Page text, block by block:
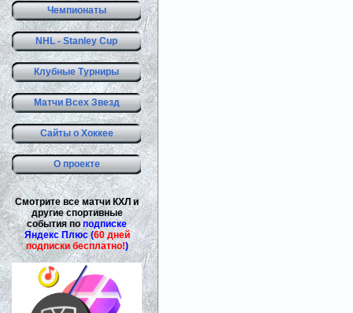
Чемпионаты
NHL - Stanley Cup
Клубные Турниры
Матчи Всех Звезд
Сайты о Хоккее
О проекте
Смотрите все матчи КХЛ и
другие спортивные
события поподписке
Яндекс Плюс (60 дней
подписки бесплатно!)